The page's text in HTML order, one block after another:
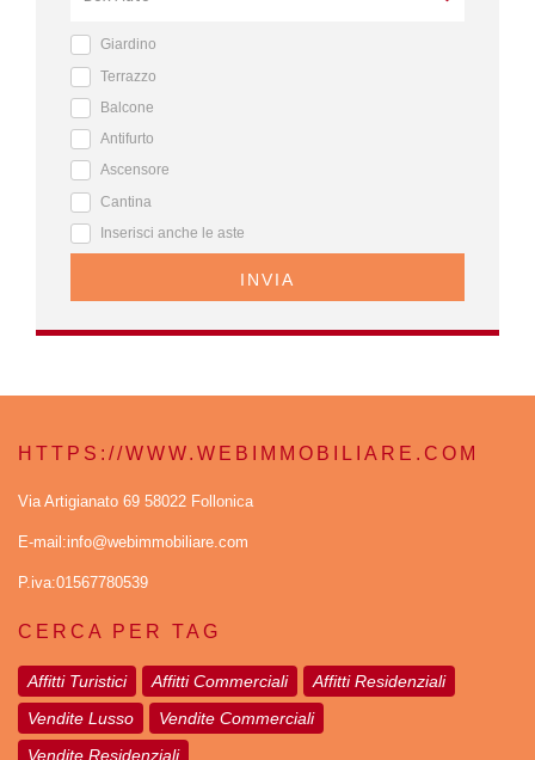
Giardino
Terrazzo
Balcone
Antifurto
Ascensore
Cantina
Inserisci anche le aste
INVIA
HTTPS://WWW.WEBIMMOBILIARE.COM
Via Artigianato 69 58022 Follonica
E-mail:info@webimmobiliare.com
P.iva:01567780539
CERCA PER TAG
Affitti Turistici Affitti Commerciali
Affitti Residenziali
Vendite Lusso
Vendite Commerciali
Vendite Residenziali